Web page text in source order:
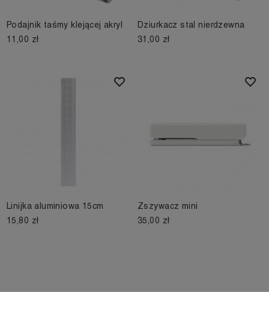
Podajnik taśmy klejącej akryl
11,00 zł
Dziurkacz stal nierdzewna
31,00 zł
Linijka aluminiowa 15cm
15,80 zł
Zszywacz mini
35,00 zł